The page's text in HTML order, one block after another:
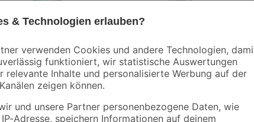
Montageschaum 500
5,99€
Soudal
Tür- & Zargenschaum
13,99€